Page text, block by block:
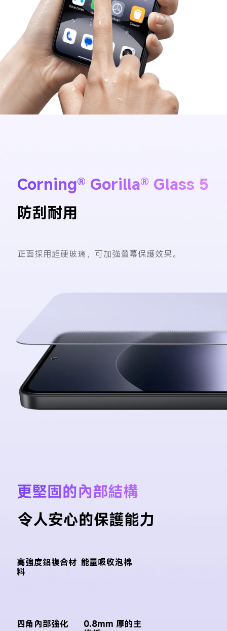
Corning® Gorilla® Glass 5
防刮耐用
正面採用超硬玻璃，可加強螢幕保護效果。
更堅固的內部結構
令人安心的保護能力
高強度鋁複合材
料
能量吸收泡棉
四角內部強化
0.8mm 厚的主